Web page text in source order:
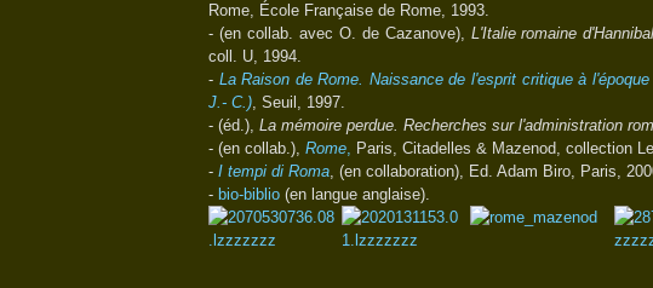
Rome, École Française de Rome, 1993.
- (en collab. avec O. de Cazanove), L'Italie romaine
coll. U, 1994.
- La Raison de Rome. Naissance de l'esprit critique à
J.- C.), Seuil, 1997.
- (éd.), La mémoire perdue. Recherches sur l'administration
- (en collab.), Rome, Paris, Citadelles & Mazenod, collection
- I tempi di Roma, (en collaboration), Ed. Adam Biro, Paris,
- bio-biblio (en langue anglaise).